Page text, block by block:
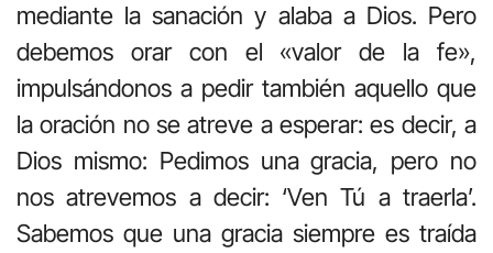
mediante la sanación y alaba a Dios. Pero
debemos orar con el «valor de la fe»,
impulsándonos a pedir también aquello que
la oración no se atreve a esperar: es decir, a
Dios mismo: Pedimos una gracia, pero no
nos atrevemos a decir: ‘Ven Tú a traerla’.
Sabemos que una gracia siempre es traída